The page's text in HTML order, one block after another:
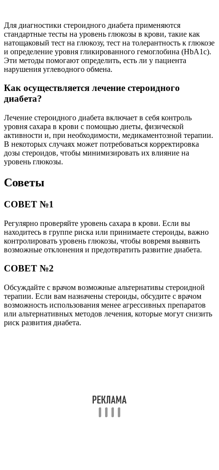
Для диагностики стероидного диабета применяются
стандартные тесты на уровень глюкозы в крови, такие как
натощаковый тест на глюкозу, тест на толерантность к глюкозе
и определение уровня гликированного гемоглобина (HbA1c).
Эти методы помогают определить, есть ли у пациента
нарушения углеводного обмена.
Как осуществляется лечение стероидного
диабета?
Лечение стероидного диабета включает в себя контроль
уровня сахара в крови с помощью диеты, физической
активности и, при необходимости, медикаментозной терапии.
В некоторых случаях может потребоваться корректировка
дозы стероидов, чтобы минимизировать их влияние на
уровень глюкозы.
Советы
СОВЕТ №1
Регулярно проверяйте уровень сахара в крови. Если вы
находитесь в группе риска или принимаете стероиды, важно
контролировать уровень глюкозы, чтобы вовремя выявить
возможные отклонения и предотвратить развитие диабета.
СОВЕТ №2
Обсуждайте с врачом возможные альтернативы стероидной
терапии. Если вам назначены стероиды, обсудите с врачом
возможность использования менее агрессивных препаратов
или альтернативных методов лечения, которые могут снизить
риск развития диабета.